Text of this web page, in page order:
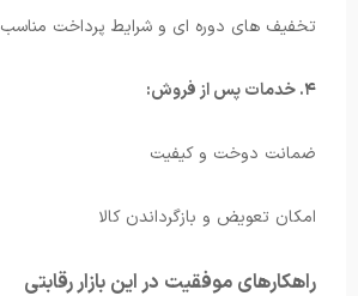
تخفیف های دوره ای و شرایط پرداخت مناسب
۴. خدمات پس از فروش:
ضمانت دوخت و کیفیت
امکان تعویض و بازگرداندن کالا
راهکارهای موفقیت در این بازار رقابتی